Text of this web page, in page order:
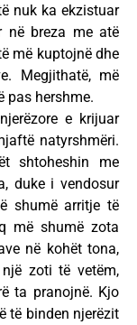
nuk ka ekzistuar
në breza me atë
më kuptojnë dhe
Megjithatë, më
pas hershme.
e krijuar
natyrshmëri.
shtoheshin me
duke i vendosur
shumë arritje të
më shumë zota
në kohët tona,
zoti të vetëm,
ta pranojnë. Kjo
të binden njerëzit